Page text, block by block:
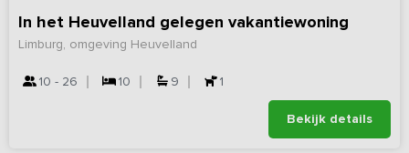
In het Heuvelland gelegen vakantiewoning
Limburg, omgeving Heuvelland
10 - 26 10 9 1
Bekijk details